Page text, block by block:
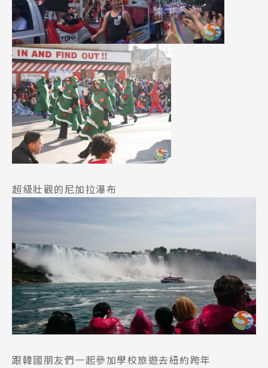
熱門搜尋：
護理 加拿大RO 任意門 遊學團
Pathway
超級壯觀的尼加拉瀑布
跟韓國朋友們一起參加學校旅遊去紐約跨年